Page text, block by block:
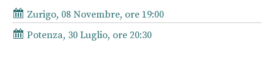
Zurigo, 08 Novembre, ore 19:00
Potenza, 30 Luglio, ore 20:30